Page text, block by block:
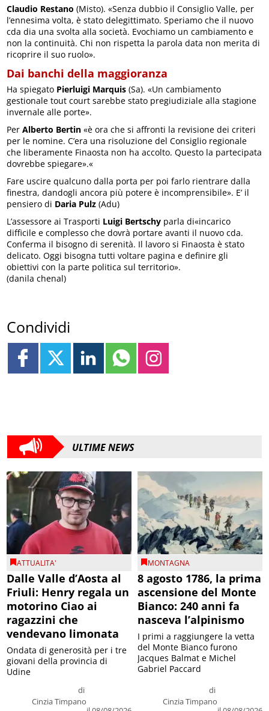
Claudio Restano (Misto). «Senza dubbio il Consiglio Valle, per
l’ennesima volta, è stato delegittimato. Speriamo che il nuovo
cda dia una svolta alla società. Evochiamo un cambiamento e
non la continuità. Chi non rispetta la parola data non merita di
ricoprire il suo ruolo».
Dai banchi della maggioranza
Ha spiegato Pierluigi Marquis (Sa). «Un cambiamento
gestionale tout court sarebbe stato pregiudiziale alla stagione
invernale alle porte».
PerAlberto Bertin «è ora che si affronti la revisione dei criteri
per le nomine. C’era una risoluzione del Consiglio regionale
che liberamente Finaosta non ha accolto. Questo la partecipata
dovrebbe spiegare».«
Fare uscire qualcuno dalla porta per poi farlo rientrare dalla
finestra, dandogli ancora più potere è incomprensibile». E’ il
pensiero di Daria Pulz (Adu)
L’assessore ai Trasporti Luigi Bertschy parla di«incarico
difficile e complesso che dovrà portare avanti il nuovo cda.
Conferma il bisogno di serenità. Il lavoro si Finaosta è stato
delicato. Oggi bisogna tutti voltare pagina e definire gli
obiettivi con la parte politica sul territorio».
(danila chenal)
Condividi
ULTIME NEWS
ATTUALITA'
Dalle Valle d’Aosta al
Friuli: Henry regala un
motorino Ciao ai
ragazzini che
vendevano limonata
di
Cinzia Timpano
Ondata di generosità per i tre
giovani della provincia di
Udine
MONTAGNA
8 agosto 1786, la prima
ascensione del Monte
Bianco: 240 anni fa
nasceva l’alpinismo
di
Cinzia Timpano
I primi a raggiungere la vetta
del Monte Bianco furono
Jacques Balmat e Michel
Gabriel Paccard